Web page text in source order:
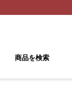
商品を検索